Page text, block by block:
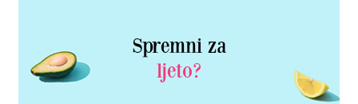
Spremni za
ljeto?